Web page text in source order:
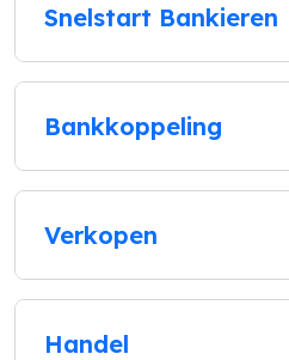
Snelstart Bankieren
Bankkoppeling
Verkopen
Handel